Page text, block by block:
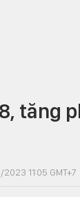
tăng
11:05 GMT+7